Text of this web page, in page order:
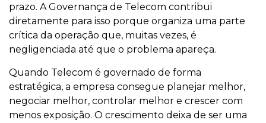
prazo. A Governança de Telecom contribui
diretamente para isso porque organiza uma parte
crítica da operação que, muitas vezes, é
negligenciada até que o problema apareça.
Quando Telecom é governado de forma
estratégica, a empresa consegue planejar melhor,
negociar melhor, controlar melhor e crescer com
menos exposição. O crescimento deixa de ser uma